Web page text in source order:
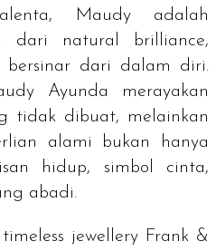
Maudy adalah
dari natural brilliance,
bersinar dari dalam diri.
Ayunda merayakan
tidak dibuat, melainkan
alami bukan hanya
hidup, simbol cinta,
abadi.
timeless jewellery Frank &